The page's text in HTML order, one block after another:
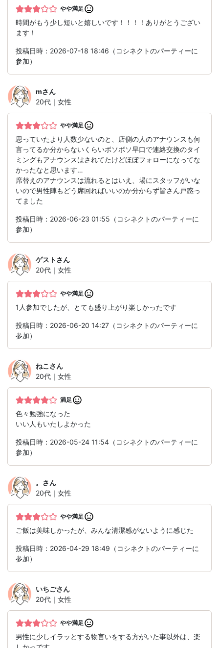
やや満足
時間がもう少し短いと嬉しいです！！！！ありがとうござい
ます！
投稿日時：2026-07-18 18:46（コシネクトのパーティーに
参加）
mさん
20代｜女性
やや満足
思っていたより人数少ないのと、店側の人のアナウンスも何
言ってるか分からないくらいボソボソ早口で連絡交換のタイ
ミングもアナウンスはされてたけどほぼフォローになってな
かったなと思います…
席替えのアナウンスは流れるとはいえ、場にスタッフがいな
いので男性陣もどう席回ればいいのか分からず皆さん戸惑っ
てました
投稿日時：2026-06-23 01:55（コシネクトのパーティーに
参加）
ゲストさん
20代｜女性
やや満足
1人参加でしたが、とても盛り上がり楽しかったです
投稿日時：2026-06-20 14:27（コシネクトのパーティーに
参加）
ねこ さん
20代｜女性
満足
色々勉強になった
いい人もいたしよかった
投稿日時：2026-05-24 11:54（コシネクトのパーティーに
参加）
。 さん
20代｜女性
やや満足
ご飯は美味しかったが、みんな清潔感がないように感じた
投稿日時：2026-04-29 18:49（コシネクトのパーティーに
参加）
いちごさん
20代｜女性
やや満足
男性に少しイラッとする物言いをする方がいた事以外は、楽